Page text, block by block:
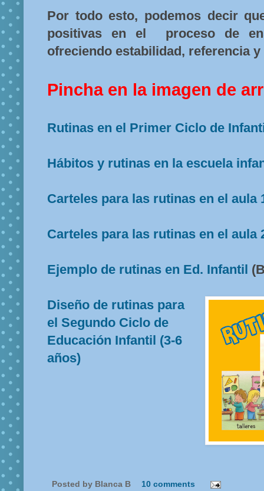
Por todo esto, podemos decir
positivas en el proceso de
ofreciendo estabilidad, referencia
Pincha en la imagen de
Rutinas en el Primer Ciclo de
Hábitos y rutinas en la escuela
Carteles para las rutinas en el aula
Carteles para las rutinas en el aula
Ejemplo de rutinas en Ed. Infantil
Diseño de rutinas para
el Segundo Ciclo de
Educación Infantil (3-6
años)
Posted by Blanca B 10 comments